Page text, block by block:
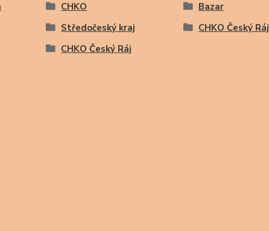
CHKO Bazar
Středočeský kraj CHKO Český Ráj
CHKO Český Ráj